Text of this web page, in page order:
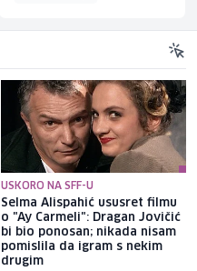
USKORO NA SFF-U
Selma Alispahić ususret filmu
o "Ay Carmeli": Dragan Jovičić
bi bio ponosan; nikada nisam
pomislila da igram s nekim
drugim